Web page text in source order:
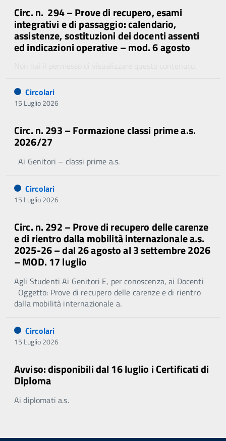
Circ. n. 294 – Prove di recupero, esami
integrativi e di passaggio: calendario,
assistenze, sostituzioni dei docenti assenti
ed indicazioni operative – mod. 6 agosto
Circolari
15 Luglio 2026
Circ. n. 293 – Formazione classi prime a.s.
2026/27
Ai Genitori – classi prime a.s.
Circolari
15 Luglio 2026
Circ. n. 292 – Prove di recupero delle carenze
e di rientro dalla mobilità internazionale a.s.
2025-26 – dal 26 agosto al 3 settembre 2026
– MOD. 17 luglio
Agli Studenti Ai Genitori E, per conoscenza, ai Docenti
Oggetto: Prove di recupero delle carenze e di rientro
dalla mobilità internazionale a.
Circolari
15 Luglio 2026
Avviso: disponibili dal 16 luglio i Certificati di
Diploma
Ai diplomati a.s.